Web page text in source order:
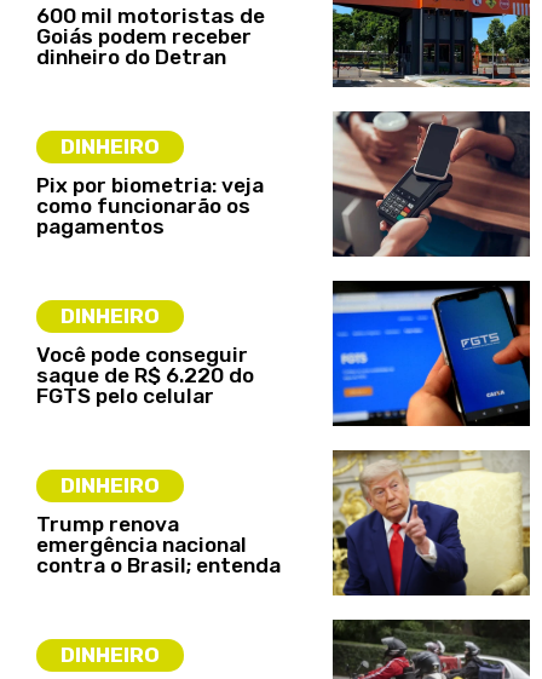
600 mil motoristas de
Goiás podem receber
dinheiro do Detran
DINHEIRO
Pix por biometria: veja
como funcionarão os
pagamentos
DINHEIRO
Você pode conseguir
saque de R$ 6.220 do
FGTS pelo celular
DINHEIRO
Trump renova
emergência nacional
contra o Brasil; entenda
DINHEIRO